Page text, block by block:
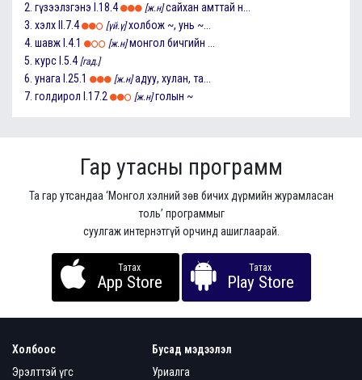
2. гүзээлзгэнэ I.18.4 [ж.н] сайхан амттай н...
3. хэлх II.7.4 [үй.ү] холбож ~, унь ~...
4. шавж I.4.1 [ж.н] монгол бичгийн ...
5. курс I.5.4 [гад.]
6. унага I.25.1 [ж.н] адуу, хулан, та...
7. голдирол I.17.2 [ж.н] голын ~
Гар утасны программ
Та гар утсандаа ‘Монгол хэлний зөв бичих дүрмийн журамласан
толь’ программыг
суулгаж интернэтгүй орчинд ашиглаарай.
Татах
App Store
Татах
Play Store
Холбоос
Эрэлттэй үгс
Бусад мэдээлэл
Уриалга